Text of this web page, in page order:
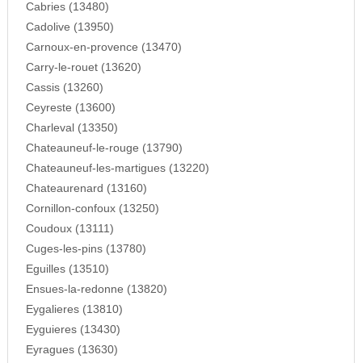
Cabries (13480)
Cadolive (13950)
Carnoux-en-provence (13470)
Carry-le-rouet (13620)
Cassis (13260)
Ceyreste (13600)
Charleval (13350)
Chateauneuf-le-rouge (13790)
Chateauneuf-les-martigues (13220)
Chateaurenard (13160)
Cornillon-confoux (13250)
Coudoux (13111)
Cuges-les-pins (13780)
Eguilles (13510)
Ensues-la-redonne (13820)
Eygalieres (13810)
Eyguieres (13430)
Eyragues (13630)